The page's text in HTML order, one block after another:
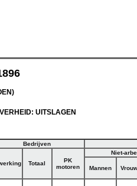
UITSLAGEN
Bedrijven
Totaal
PK
motoren
Niet-
Mannen